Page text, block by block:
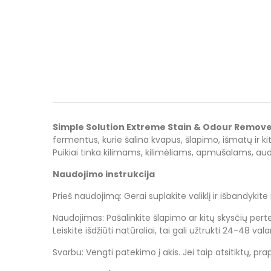
Simple Solution Extreme Stain & Odour
fermentus, kurie šalina kvapus, šlapimo, išmatų ir
Puikiai tinka kilimams, kilimėliams, apmušalams,
Naudojimo instrukcija
Prieš naudojimą: Gerai suplakite valiklį ir
Naudojimas: Pašalinkite šlapimo ar kitų skysčių
Leiskite išdžiūti natūraliai, tai gali užtrukti 24-48
Svarbu: Vengti patekimo į akis. Jei taip atsitiktų,